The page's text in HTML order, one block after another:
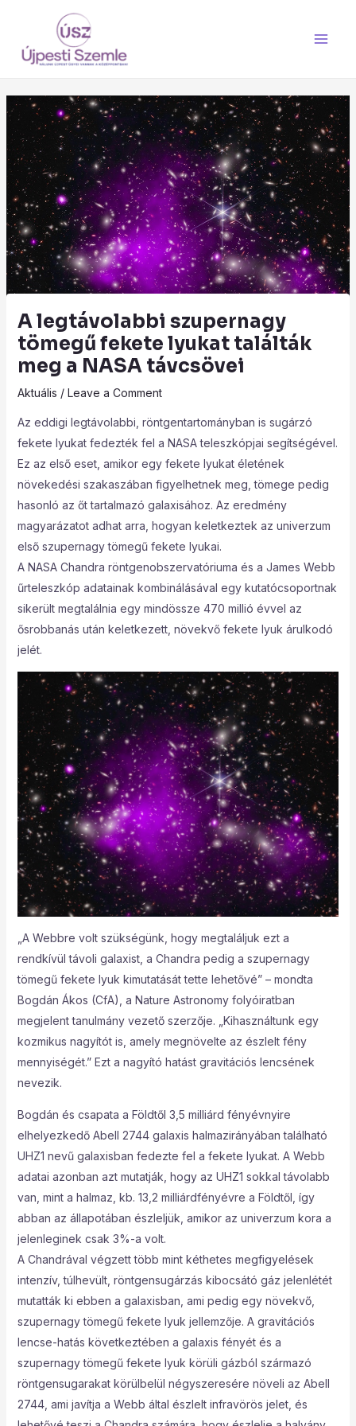
content
A legtávolabbi szupernagy
tömegű fekete lyukat találták
meg a NASA távcsövei
Aktuális / Leave a Comment
Az eddigi legtávolabbi, röntgentartományban is sugárzó
fekete lyukat fedezték fel a NASA teleszkópjai segítségével.
Ez az első eset, amikor egy fekete lyukat életének
növekedési szakaszában figyelhetnek meg, tömege pedig
hasonló az őt tartalmazó galaxisához. Az eredmény
magyarázatot adhat arra, hogyan keletkeztek az univerzum
első szupernagy tömegű fekete lyukai.
A NASA Chandra röntgenobszervatóriuma és a James Webb
űrteleszkóp adatainak kombinálásával egy kutatócsoportnak
sikerült megtalálnia egy mindössze 470 millió évvel az
ősrobbanás után keletkezett, növekvő fekete lyuk árulkodó
jelét.
„A Webbre volt szükségünk, hogy megtaláljuk ezt a
rendkívül távoli galaxist, a Chandra pedig a szupernagy
tömegű fekete lyuk kimutatását tette lehetővé” – mondta
Bogdán Ákos (CfA), a Nature Astronomy folyóiratban
megjelent tanulmány vezető szerzője. „Kihasználtunk egy
kozmikus nagyítót is, amely megnövelte az észlelt fény
mennyiségét.” Ezt a nagyító hatást gravitációs lencsének
nevezik.
Bogdán és csapata a Földtől 3,5 milliárd fényévnyire
elhelyezkedő Abell 2744 galaxis halmazirányában található
UHZ1 nevű galaxisban fedezte fel a fekete lyukat. A Webb
adatai azonban azt mutatják, hogy az UHZ1 sokkal távolabb
van, mint a halmaz, kb. 13,2 milliárdfényévre a Földtől, így
abban az állapotában észleljük, amikor az univerzum kora a
jelenleginek csak 3%-a volt.
A Chandrával végzett több mint kéthetes megfigyelések
intenzív, túlhevült, röntgensugárzás kibocsátó gáz jelenlétét
mutatták ki ebben a galaxisban, ami pedig egy növekvő,
szupernagy tömegű fekete lyuk jellemzője. A gravitációs
lencse-hatás következtében a galaxis fényét és a
szupernagy tömegű fekete lyuk körüli gázból származó
röntgensugarakat körülbelül négyszeresére növeli az Abell
2744, ami javítja a Webb által észlelt infravörös jelet, és